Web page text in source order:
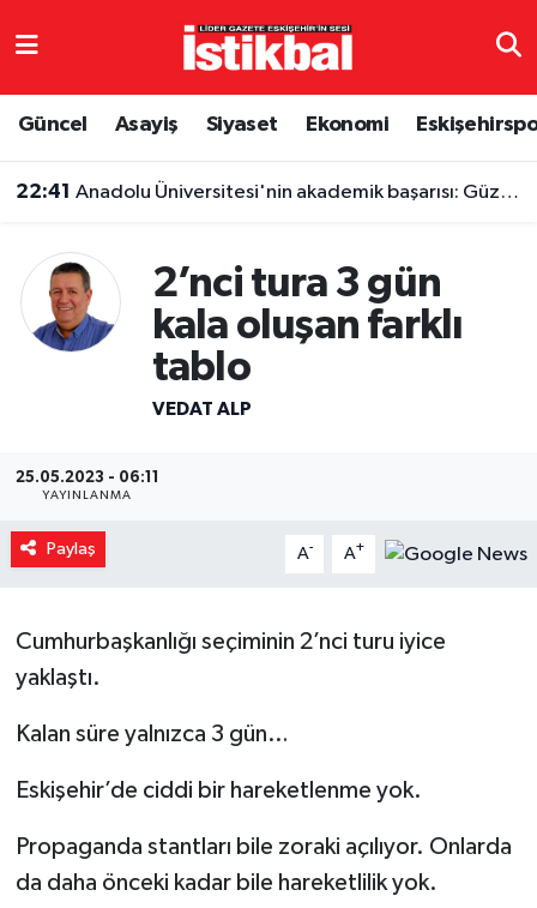
Güncel Asayiş Siyaset Ekonomi
22:41 Anadolu Üniversitesi'nin akademik başarısı: Güzel Sanatlar Fakültesi büyük destekçisi
2’nci tura 3 gün
kala oluşan farklı
tablo
VEDAT ALP
25.05.2023 - 06:11
YAYINLANMA
Paylaş A- A+
Cumhurbaşkanlığı seçiminin 2’nci turu iyice
yaklaştı.
Kalan süre yalnızca 3 gün…
Eskişehir’de ciddi bir hareketlenme yok.
Propaganda stantları bile zoraki açılıyor. Onlarda
da daha önceki kadar bile hareketlilik yok.
Eskişehirspor
Siyaset
Spor
Resmi ilanlar
Eskişehir Nöbetçi Eczaneler
Eskişehir Trafik Yoğunluk Haritası
TFF 3.Lig 4.Grup Puan Durumu ve Fikstür